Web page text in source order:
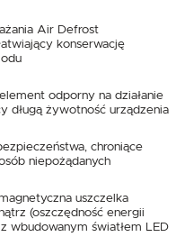
Air Defrost
konserwację
odporny na działanie
długą żywotność urządzenia
chroniące
niepożądanych
uszczelka
(oszczędność energii
wbudowanym światłem LED